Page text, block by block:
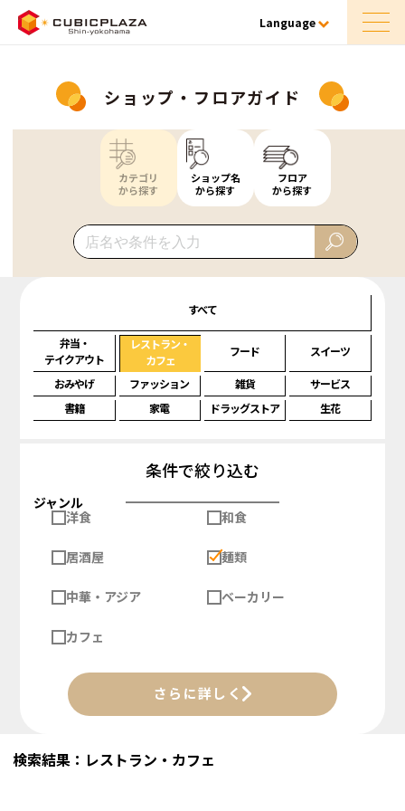
Language
ショップ・フロアガイド
カテゴリ
から探す
ショップ名
から探す
フロア
から探す
すべて
弁当・
テイクアウト
レストラン・
カフェ
フード スイーツ
おみやげ ファッション 雑貨
サービス
書籍
家電 ドラッグストア 生花
条件で絞り込む
ジャンル
洋食
和食
居酒屋 麺類
中華・アジア ベーカリー
カフェ
さらに詳しく
検索結果：レストラン・カフェ